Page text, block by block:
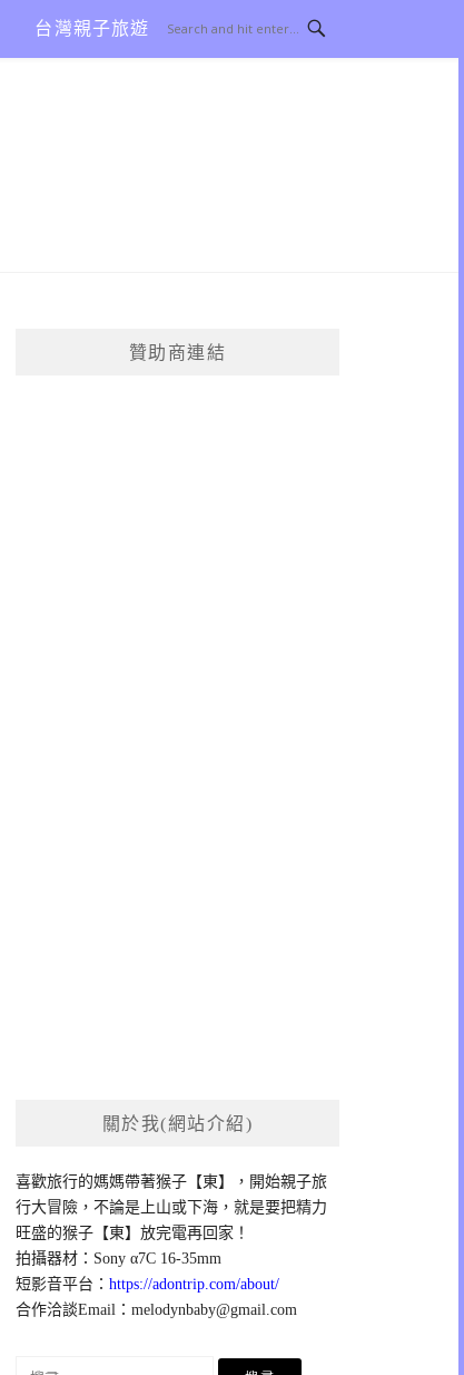
台灣親子旅遊
贊助商連結
關於我(網站介紹)
喜歡旅行的媽媽帶著猴子【東】，開始親子旅
行大冒險，不論是上山或下海，就是要把精力
旺盛的猴子【東】放完電再回家！
拍攝器材：Sony α7C 16-35mm
短影音平台：https://adontrip.com/about/
合作洽談Email：melodynbaby@gmail.com